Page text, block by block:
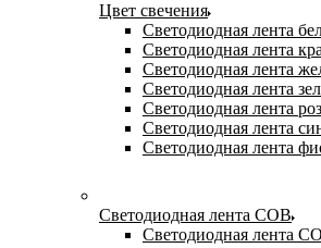
Цвет свечения
Светодиодная лента
Светодиодная лента
Светодиодная лента
Светодиодная лента
Светодиодная лента
Светодиодная лента
Светодиодная лента
Светодиодная лента COB
Светодиодная лента